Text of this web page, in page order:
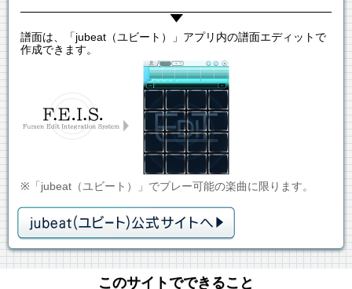
譜面は、「jubeat（ユビート）」アプリ内の譜面エディットで
作成できます。
※「jubeat（ユビート）」でプレー可能の楽曲に限ります。
このサイトでできること